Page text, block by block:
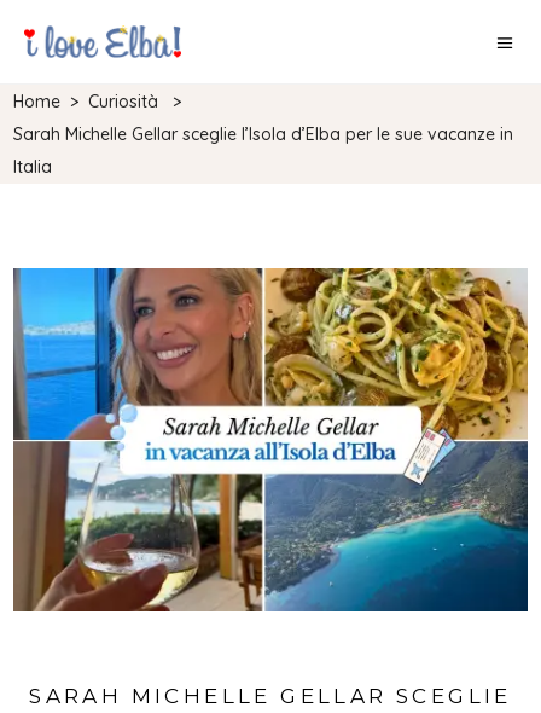
Home >Curiosità
>
Sarah Michelle Gellar sceglie l’Isola d’Elba per le sue vacanze in
Italia
SARAH MICHELLE GELLAR SCEGLIE